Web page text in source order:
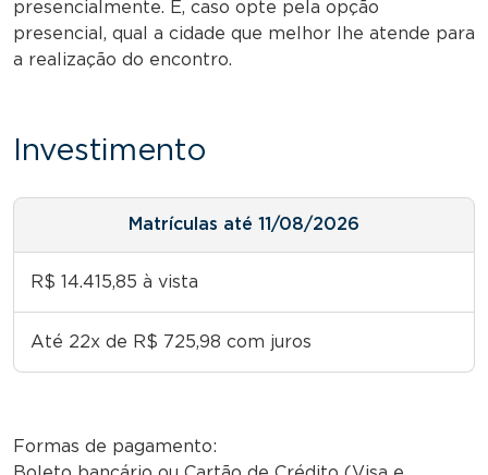
presencialmente. E, caso opte pela opção
presencial, qual a cidade que melhor lhe atende para
a realização do encontro.
Investimento
Matrículas até 11/08/2026
R$ 14.415,85 à vista
Até 22x de R$ 725,98 com juros
Formas de pagamento: